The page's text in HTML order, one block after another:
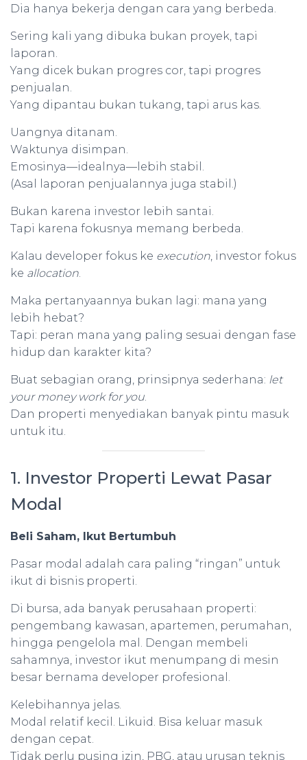
Dia hanya bekerja dengan cara yang berbeda.
Sering kali yang dibuka bukan proyek, tapi
laporan.
Yang dicek bukan progres cor, tapi progres
penjualan.
Yang dipantau bukan tukang, tapi arus kas.
Uangnya ditanam.
Waktunya disimpan.
Emosinya—idealnya—lebih stabil.
(Asal laporan penjualannya juga stabil.)
Bukan karena investor lebih santai.
Tapi karena fokusnya memang berbeda.
Kalau developer fokus ke execution, investor fokus
ke allocation.
Maka pertanyaannya bukan lagi: mana yang
lebih hebat?
Tapi: peran mana yang paling sesuai dengan fase
hidup dan karakter kita?
Buat sebagian orang, prinsipnya sederhana: let
your money work for you.
Dan properti menyediakan banyak pintu masuk
untuk itu.
1. Investor Properti Lewat Pasar
Modal
Beli Saham, Ikut Bertumbuh
Pasar modal adalah cara paling “ringan” untuk
ikut di bisnis properti.
Di bursa, ada banyak perusahaan properti:
pengembang kawasan, apartemen, perumahan,
hingga pengelola mal. Dengan membeli
sahamnya, investor ikut menumpang di mesin
besar bernama developer profesional.
Kelebihannya jelas.
Modal relatif kecil. Likuid. Bisa keluar masuk
dengan cepat.
Tidak perlu pusing izin, PBG, atau urusan teknis